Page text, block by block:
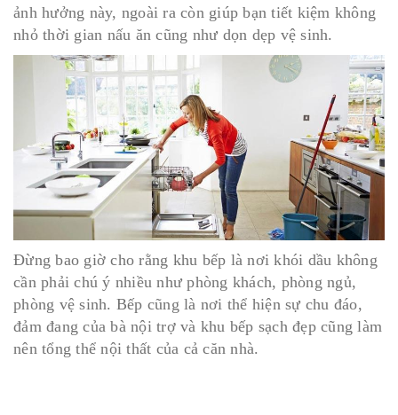
ảnh hưởng này, ngoài ra còn giúp bạn tiết kiệm không
nhỏ thời gian nấu ăn cũng như dọn dẹp vệ sinh.
Đừng bao giờ cho rằng khu bếp là nơi khói dầu không
cần phải chú ý nhiều như phòng khách, phòng ngủ,
phòng vệ sinh. Bếp cũng là nơi thể hiện sự chu đáo,
đảm đang của bà nội trợ và khu bếp sạch đẹp cũng làm
nên tổng thể nội thất của cả căn nhà.